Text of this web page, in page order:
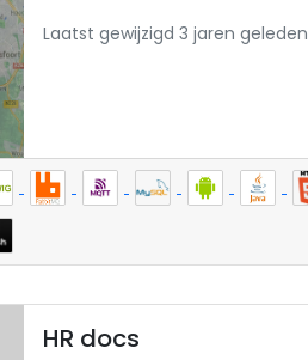
Laatst gewijzigd 3 jaren geleden
HR docs